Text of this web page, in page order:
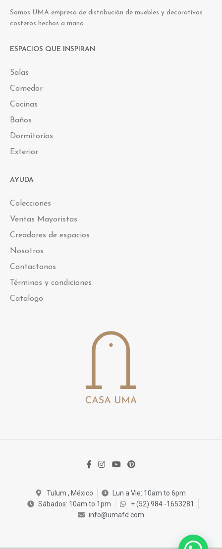
Somos UMA empresa de distribución de muebles y decorativos
costeros hechos a mano.
ESPACIOS QUE INSPIRAN
Salas
Comedor
Cocinas
Baños
Dormitorios
Exterior
AYUDA
Colecciones
Ventas Mayoristas
Creadores de espacios
Nosotros
Contactanos
Términos y condiciones
Catalogo
Tulum , México
Lun a Vie: 10am to 6pm
Sábados: 10am to 1pm
+ (52) 984 -1653281
info@umafd.com